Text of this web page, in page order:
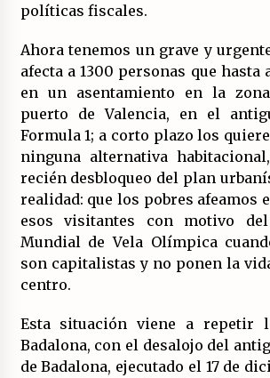
políticas fiscales.
Ahora tenemos un grave y
afecta a 1300 personas que hasta
en un asentamiento en la
puerto de Valencia, en el
Formula 1; a corto plazo los
ninguna alternativa
recién desbloqueo del plan
realidad: que los pobres afeamos
esos visitantes con motivo
Mundial de Vela Olímpica
son capitalistas y no ponen la
centro.
Esta situación viene a repetir
Badalona, con el desalojo del
de Badalona, ejecutado el 17 de